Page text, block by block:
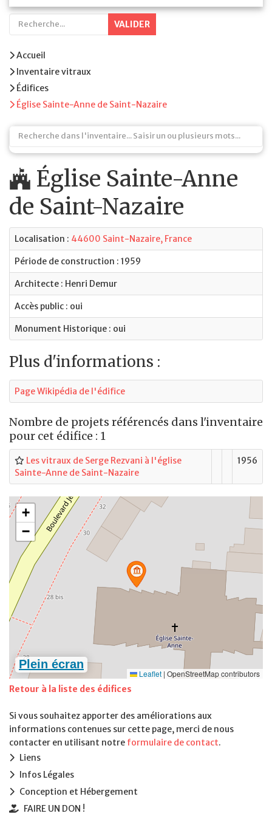
VALIDER
Accueil
Inventaire vitraux
Édifices
Église Sainte-Anne de Saint-Nazaire
Église Sainte-Anne
de Saint-Nazaire
Localisation : 44600 Saint-Nazaire, France
Période de construction : 1959
Architecte : Henri Demur
Accès public : oui
Monument Historique : oui
Plus d'informations :
Page Wikipédia de l'édifice
Nombre de projets référencés dans l'inventaire
pour cet édifice : 1
Les vitraux de Serge Rezvani à l'église
Sainte-Anne de Saint-Nazaire
1956
Retour à la liste des édifices
Si vous souhaitez apporter des améliorations aux
informations contenues sur cette page, merci de nous
contacter en utilisant notre formulaire de contact.
Liens
Infos Légales
Conception et Hébergement
FAIRE UN DON !